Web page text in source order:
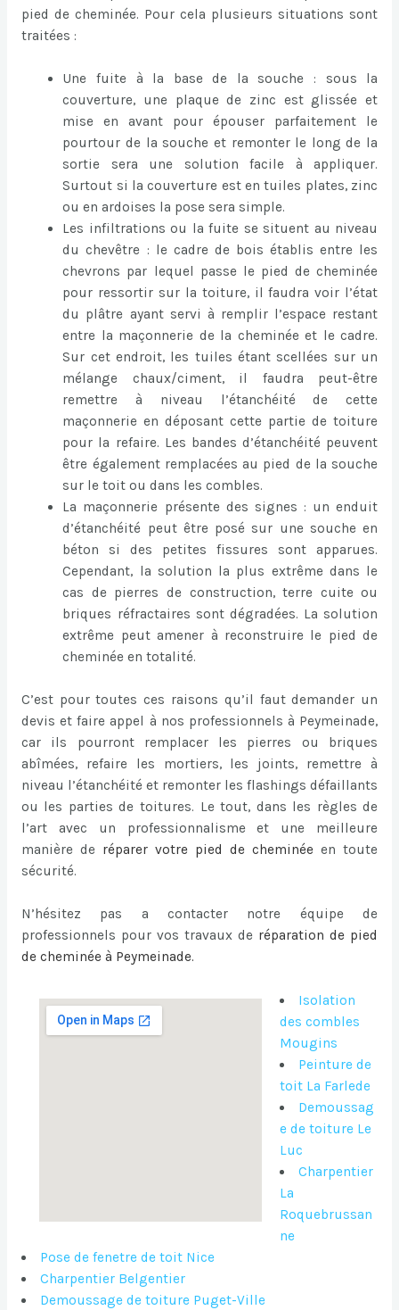
pied de cheminée. Pour cela plusieurs situations sont
traitées :
Une fuite à la base de la souche : sous la
couverture, une plaque de zinc est glissée et
mise en avant pour épouser parfaitement le
pourtour de la souche et remonter le long de la
sortie sera une solution facile à appliquer.
Surtout si la couverture est en tuiles plates, zinc
ou en ardoises la pose sera simple.
Les infiltrations ou la fuite se situent au niveau
du chevêtre : le cadre de bois établis entre les
chevrons par lequel passe le pied de cheminée
pour ressortir sur la toiture, il faudra voir l’état
du plâtre ayant servi à remplir l’espace restant
entre la maçonnerie de la cheminée et le cadre.
Sur cet endroit, les tuiles étant scellées sur un
mélange chaux/ciment, il faudra peut-être
remettre à niveau l’étanchéité de cette
maçonnerie en déposant cette partie de toiture
pour la refaire. Les bandes d’étanchéité peuvent
être également remplacées au pied de la souche
sur le toit ou dans les combles.
La maçonnerie présente des signes : un enduit
d’étanchéité peut être posé sur une souche en
béton si des petites fissures sont apparues.
Cependant, la solution la plus extrême dans le
cas de pierres de construction, terre cuite ou
briques réfractaires sont dégradées. La solution
extrême peut amener à reconstruire le pied de
cheminée en totalité.
C’est pour toutes ces raisons qu’il faut demander un
devis et faire appel à nos professionnels à Peymeinade,
car ils pourront remplacer les pierres ou briques
abîmées, refaire les mortiers, les joints, remettre à
niveau l’étanchéité et remonter les flashings défaillants
ou les parties de toitures. Le tout, dans les règles de
l’art avec un professionnalisme et une meilleure
manière de réparer votre pied de cheminée en toute
sécurité.
N’hésitez pas a contacter notre équipe de
professionnels pour vos travaux de réparation de pied
de cheminée à Peymeinade.
Isolation
des combles
Mougins
Peinture de
toit La Farlede
Demoussag
e de toiture Le
Luc
Charpentier
La
Roquebrussan
ne
Pose de fenetre de toit Nice
Charpentier Belgentier
Demoussage de toiture Puget-Ville